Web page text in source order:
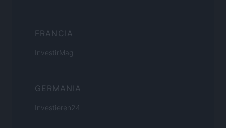
FRANCIA
InvestirMag
GERMANIA
Investieren24